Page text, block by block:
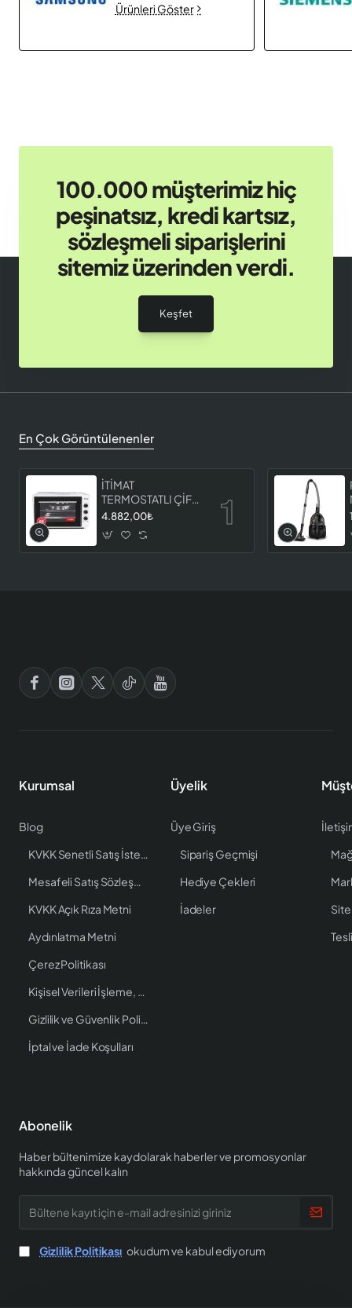
Ürünleri Göster
100.000 müşterimiz hiç
peşinatsız, kredi kartsız,
sözleşmeli siparişlerini
sitemiz üzerinden verdi.
Keşfet
En Çok Görüntülenenler
İTİMAT
TERMOSTATLI ÇİFT
CAMLI FIRIN 8060
4.882,00₺
Kurumsal
Blog
KVKK Senetli Satış İstenen Bilgiler
Mesafeli Satış Sözleşmesi
KVKK Açık Rıza Metni
Aydınlatma Metni
Çerez Politikası
Kişisel Verileri İşleme, Saklama ve İmha Politikası
Gizlilik ve Güvenlik Politikası
İptal ve İade Koşulları
Üyelik
Üye Giriş
Sipariş Geçmişi
Hediye Çekleri
İadeler
Site
Abonelik
Haber bültenimize kaydolarak haberler ve promosyonlar
hakkında güncel kalın
kayıt
için
e-
mail
Gizlilik Politikası okudum ve kabul ediyorum